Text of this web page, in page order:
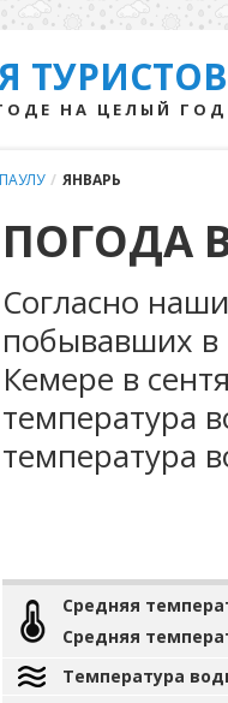
ТУРИСТОВ
НА ЦЕЛЫЙ ГОД
/ ЯНВАРЬ
ПОГОДА
Согласно
побывавших в
Кемере в
температура
температура
Средняя
Средняя
Температура